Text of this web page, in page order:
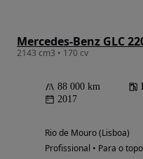
Mercedes-Benz GLC
2143 cm3 • 170 cv
88 000 km
2017
Rio de Mouro (Lisboa)
Profissional • Para o topo